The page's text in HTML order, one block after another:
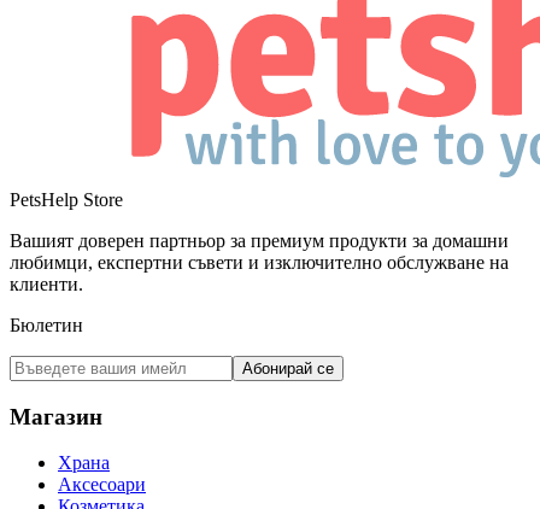
PetsHelp Store
Вашият доверен партньор за премиум продукти за домашни
любимци, експертни съвети и изключително обслужване на
клиенти.
Бюлетин
Абонирай се
Магазин
Храна
Аксесоари